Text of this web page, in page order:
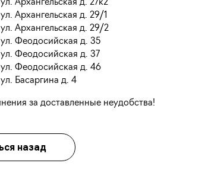
Архангельская д. 27к2
Архангельская д. 29/1
Архангельская д. 29/2
ул. Феодосийская д. 35
Феодосийская д. 37
ул. Феодосийская д. 46
Басаргина д. 4
за доставленные неудобства!
назад